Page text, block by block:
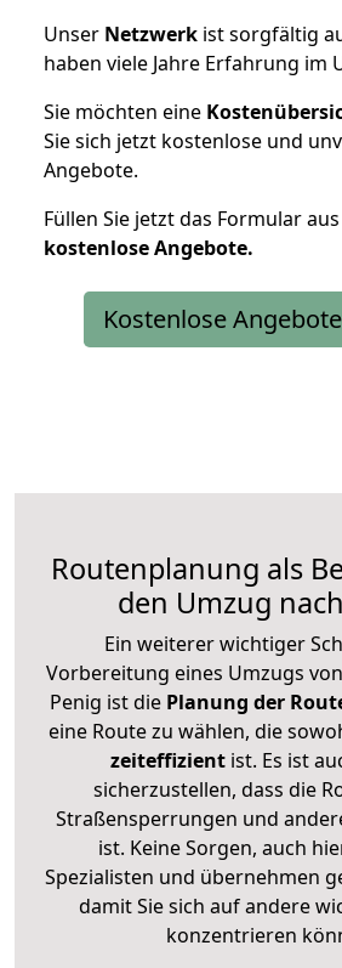
Unser Netzwerk ist sorgfältig
haben viele Jahre Erfahrung im
Sie möchten eine
Sie sich jetzt kostenlose und
Angebote.
Füllen Sie jetzt das Formular
kostenloseAngebote.
Kostenlose
Routenplanung als
den Umzug
Ein weiterer wichtiger
Vorbereitung eines Umzugs
Penig ist diePlanung der
eine Route zu wählen, die
zeiteffizientist. Es ist
sicherzustellen, dass die
Straßensperrungen und
ist. Keine Sorgen, auch
Spezialisten und übernehmen
damit Sie sich auf andere
konzentrieren